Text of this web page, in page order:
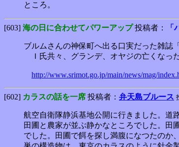
ところ。
[603] 海の日に合わせてパワーアップ投稿者： 「
ブルムさんの神保町へ出る口実だった雑誌
Ｉ氏共々、グランデ、オヤジの亡くなっ
http://www.srimot.go.jp/main/news/mag/
[602] カラスの話を一席 投稿者： 弁天島ブルース
航空自衛隊静浜基地公開に行きました。道
田圃と農家が並ぶ静かなところでした。田
でした。田圃で餌を探し満腹になつたのか